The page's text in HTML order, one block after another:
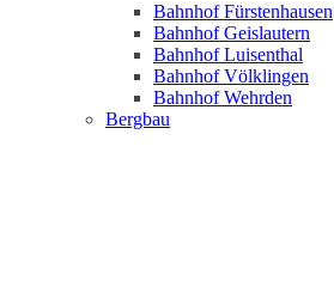
Bahnhof Fürstenhausen
Bahnhof Geislautern
Bahnhof Luisenthal
Bahnhof Völklingen
Bahnhof Wehrden
Bergbau